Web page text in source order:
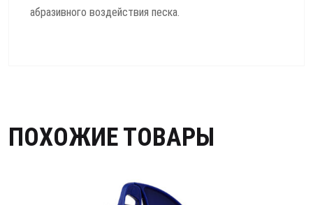
абразивного воздействия песка.
ПОХОЖИЕ ТОВАРЫ